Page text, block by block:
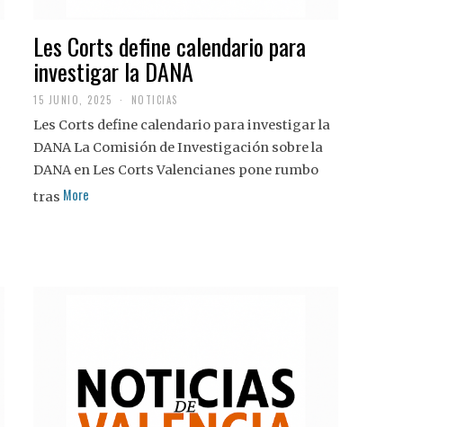
Les Corts define calendario para
investigar la DANA
15 JUNIO, 2025 NOTICIAS
Les Corts define calendario para investigar la
DANA La Comisión de Investigación sobre la
DANA en Les Corts Valencianes pone rumbo
tras More